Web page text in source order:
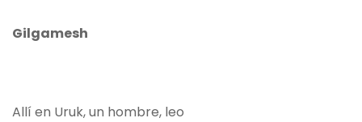
Gilgamesh
Allí en Uruk, un hombre, leo